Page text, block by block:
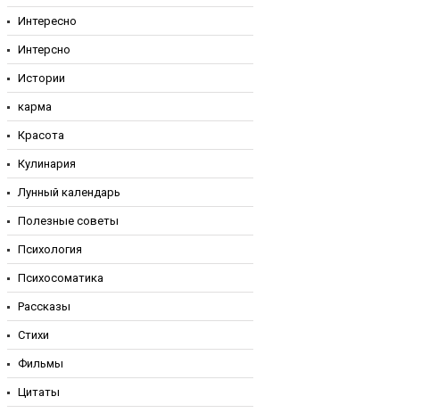
Интересно
Интерсно
Истории
карма
Красота
Кулинария
Лунный календарь
Полезные советы
Психология
Психосоматика
Рассказы
Стихи
Фильмы
Цитаты